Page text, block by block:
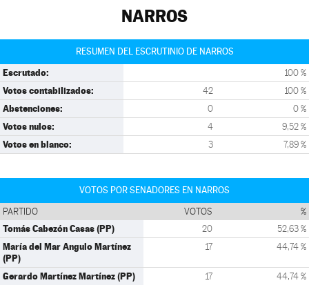
NARROS
RESUMEN DEL ESCRUTINIO DE NARROS
Escrutado: 100 %
Votos contabilizados: 42 100 %
Abstenciones: 0 0 %
Votos nulos: 4 9,52 %
Votos en blanco: 3 7,89 %
VOTOS POR SENADORES EN NARROS
PARTIDO VOTOS %
Tomás Cabezón Casas (PP) 20 52,63 %
María del Mar Angulo Martínez
(PP)
17 44,74 %
Gerardo Martínez Martínez (PP) 17 44,74 %